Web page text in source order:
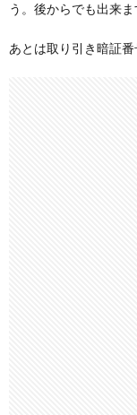
う。後からでも出来ま
あとは取り引き暗証